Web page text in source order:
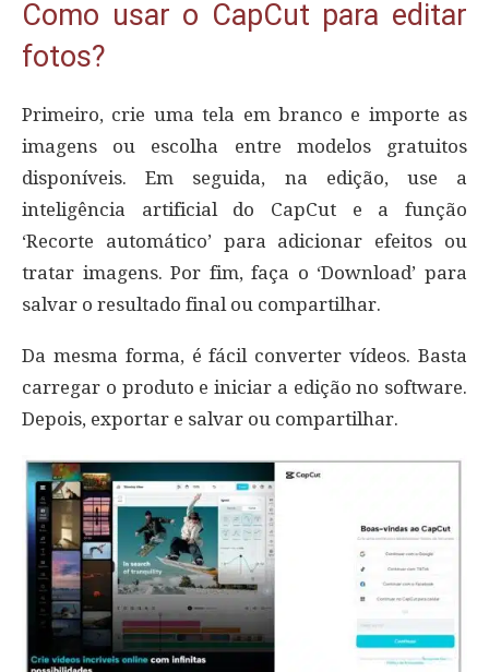
Como usar o CapCut para editar
fotos?
Primeiro, crie uma tela em branco e importe as
imagens ou escolha entre modelos gratuitos
disponíveis. Em seguida, na edição, use a
inteligência artificial do CapCut e a função
‘Recorte automático’ para adicionar efeitos ou
tratar imagens. Por fim, faça o ‘Download’ para
salvar o resultado final ou compartilhar.
Da mesma forma, é fácil converter vídeos. Basta
carregar o produto e iniciar a edição no software.
Depois, exportar e salvar ou compartilhar.